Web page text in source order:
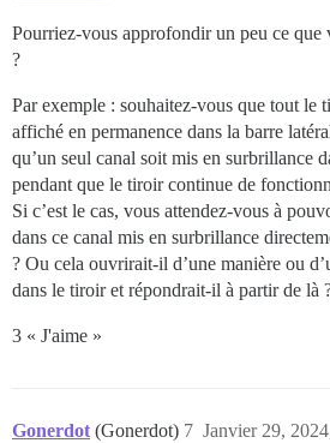
Pourriez-vous approfondir un peu ce que
?
Par exemple : souhaitez-vous que tout le
affiché en permanence dans la barre
qu’un seul canal soit mis en surbrillance
pendant que le tiroir continue de
Si c’est le cas, vous attendez-vous à
dans ce canal mis en surbrillance
? Ou cela ouvrirait-il d’une manière ou
dans le tiroir et répondrait-il à partir de là
3 « J'aime »
Gonerdot (Gonerdot) Janvier 29,
7